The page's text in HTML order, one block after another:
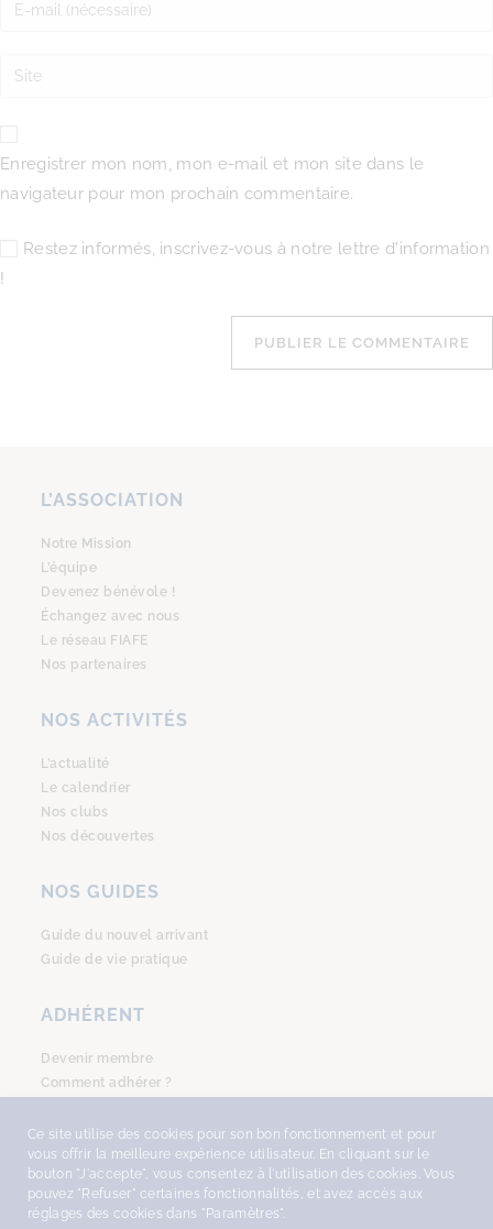
Enregistrer mon nom, mon e-mail et mon site dans le
navigateur pour mon prochain commentaire.
Restez informés, inscrivez-vous à notre lettre d'information
!
L’ASSOCIATION
Notre Mission
L’équipe
Devenez bénévole !
Échangez avec nous
Le réseau FIAFE
Nos partenaires
NOS ACTIVITÉS
L’actualité
Le calendrier
Nos clubs
Nos découvertes
NOS GUIDES
Guide du nouvel arrivant
Guide de vie pratique
ADHÉRENT
Devenir membre
Comment adhérer ?
Ce site utilise des cookies pour son bon fonctionnement et pour
vous offrir la meilleure expérience utilisateur. En cliquant sur le
bouton "J'accepte", vous consentez à l'utilisation des cookies. Vous
pouvez "Refuser" certaines fonctionnalités, et avez accès aux
réglages des cookies dans "Paramètres".